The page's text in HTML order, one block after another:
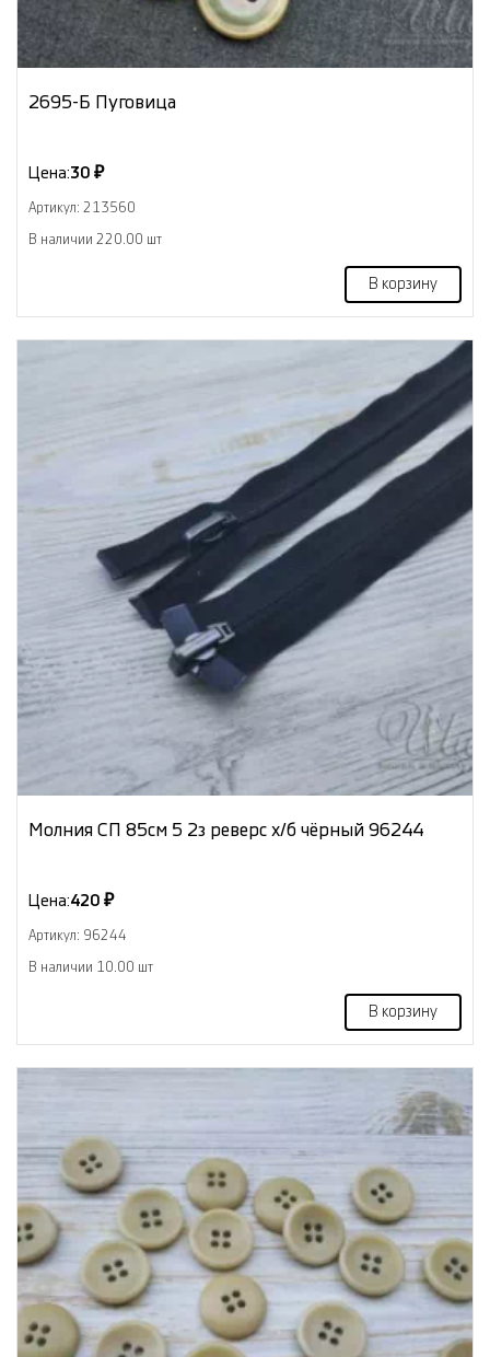
2695-Б Пуговица
Цена:30 ₽
Артикул: 213560
В наличии 220.00 шт
В корзину
Молния СП 85см 5 2з реверс х/б чёрный 96244
Цена:420 ₽
Артикул: 96244
В наличии 10.00 шт
В корзину